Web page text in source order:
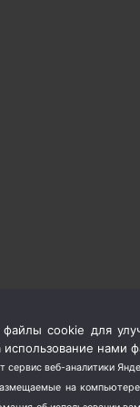
cookie для
использование
сервис веб-аналитики
на компьютере